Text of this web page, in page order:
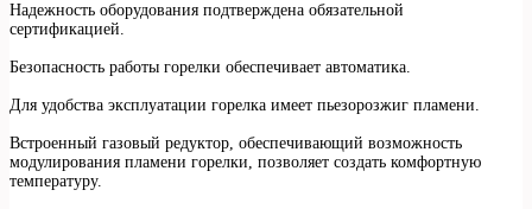
Надежность оборудования подтверждена обязательной
сертификацией.
Безопасность работы горелки обеспечивает автоматика.
Для удобства эксплуатации горелка имеет пьезорозжиг пламени.
Встроенный газовый редуктор, обеспечивающий возможность
модулирования пламени горелки, позволяет создать комфортную
температуру.